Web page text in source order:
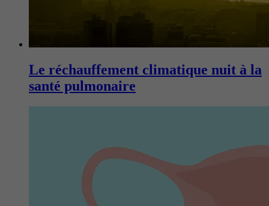
Le réchauffement climatique nuit à la
santé pulmonaire